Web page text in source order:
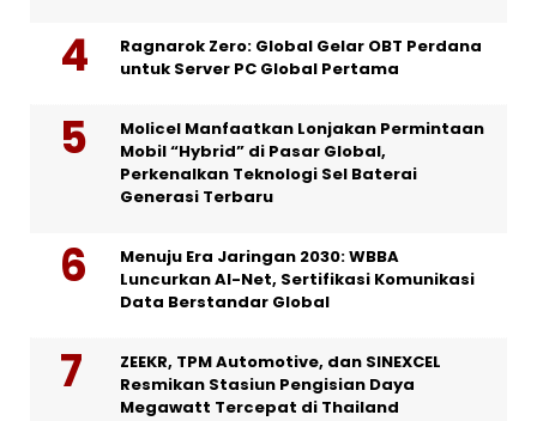
Ragnarok Zero: Global Gelar OBT Perdana
untuk Server PC Global Pertama
Molicel Manfaatkan Lonjakan Permintaan
Mobil “Hybrid” di Pasar Global,
Perkenalkan Teknologi Sel Baterai
Generasi Terbaru
Menuju Era Jaringan 2030: WBBA
Luncurkan AI-Net, Sertifikasi Komunikasi
Data Berstandar Global
ZEEKR, TPM Automotive, dan SINEXCEL
Resmikan Stasiun Pengisian Daya
Megawatt Tercepat di Thailand